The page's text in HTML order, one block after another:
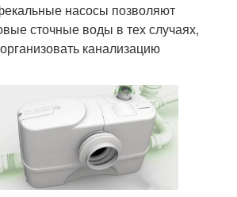
насосы позволяют
сточные воды в тех случаях,
канализацию